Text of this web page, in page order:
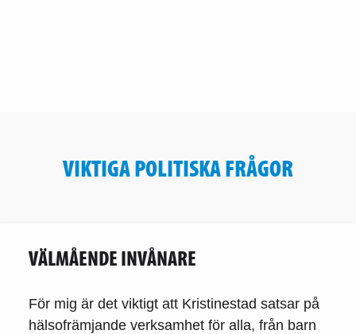
VIKTIGA POLITISKA FRÅGOR
VÄLMÅENDE INVÅNARE
För mig är det viktigt att Kristinestad satsar på
hälsofrämjande verksamhet för alla, från barn